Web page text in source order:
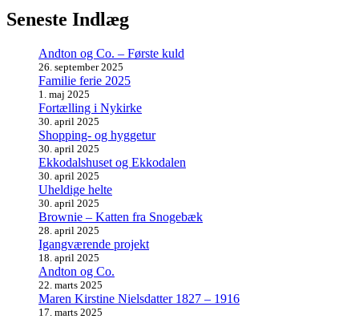
Seneste Indlæg
Andton og Co. – Første kuld
26. september 2025
Familie ferie 2025
1. maj 2025
Fortælling i Nykirke
30. april 2025
Shopping- og hyggetur
30. april 2025
Ekkodalshuset og Ekkodalen
30. april 2025
Uheldige helte
30. april 2025
Brownie – Katten fra Snogebæk
28. april 2025
Igangværende projekt
18. april 2025
Andton og Co.
22. marts 2025
Maren Kirstine Nielsdatter 1827 – 1916
17. marts 2025